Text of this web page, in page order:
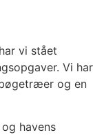
vi stået
Vi har
og en
havens